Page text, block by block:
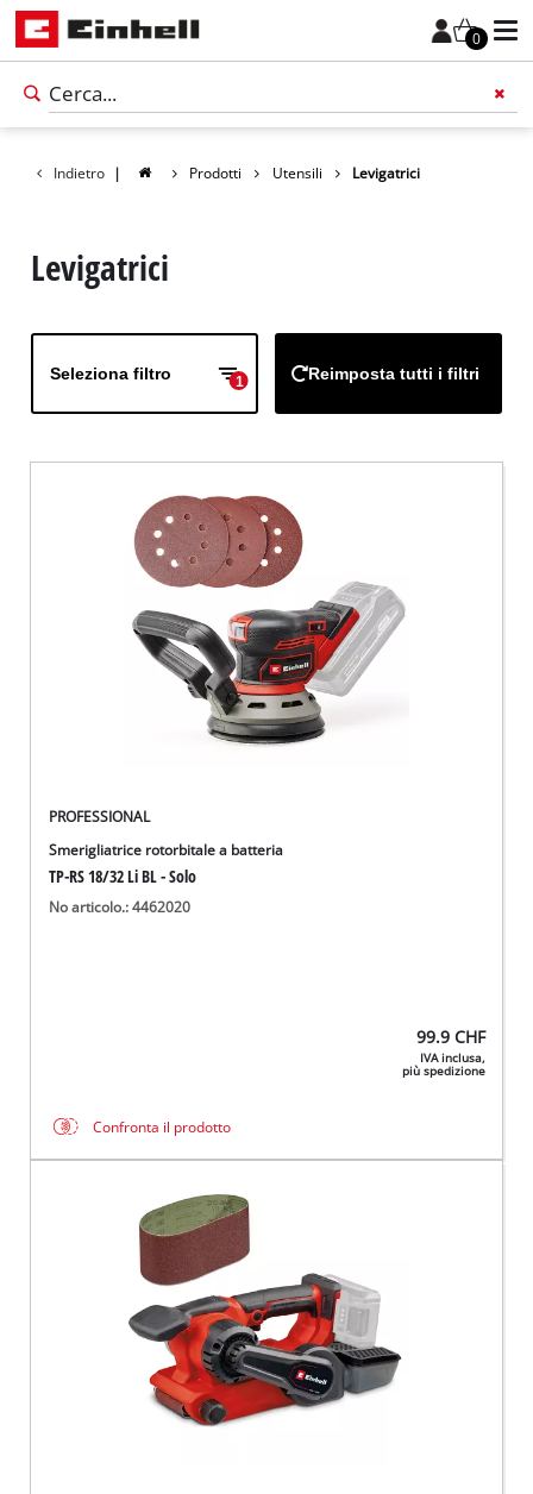
0
Indietro | Prodotti Utensili Levigatrici
Levigatrici
Seleziona filtro 1 Reimposta tutti i filtri
PROFESSIONAL
Smerigliatrice rotorbitale a batteria
TP-RS 18/32 Li BL - Solo
No articolo.: 4462020
99.9 CHF
IVA inclusa,
più spedizione
Confronta il prodotto